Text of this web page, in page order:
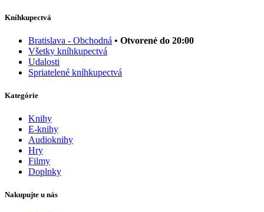
Kníhkupectvá
Bratislava - Obchodná • Otvorené do 20:00
Všetky kníhkupectvá
Udalosti
Spriatelené kníhkupectvá
Kategórie
Knihy
E-knihy
Audioknihy
Hry
Filmy
Doplnky
Nakupujte u nás